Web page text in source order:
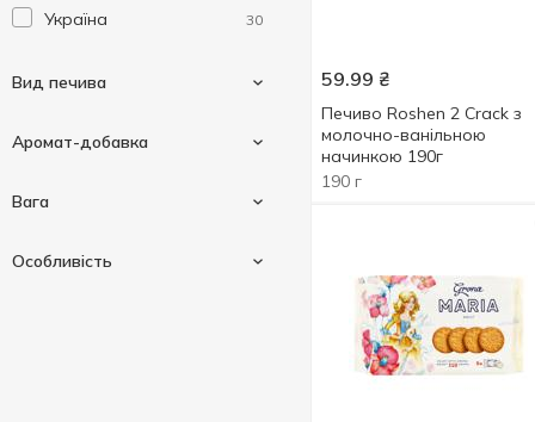
Україна 30
Вид печива
Здобне 47
Аромат-добавка
Ваніль
Вага
Особливість
59.99 ₴
Печиво Roshen 2 Crack з
молочно-ванільною
начинкою 190г
190 г